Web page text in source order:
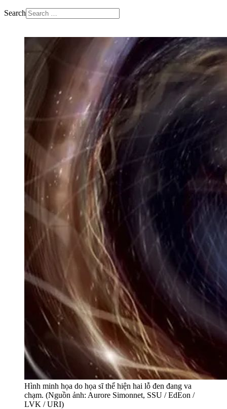
Search
Hình minh họa do họa sĩ thể hiện hai lỗ đen đang va
chạm. (Nguồn ảnh: Aurore Simonnet, SSU / EdEon /
LVK / URI)